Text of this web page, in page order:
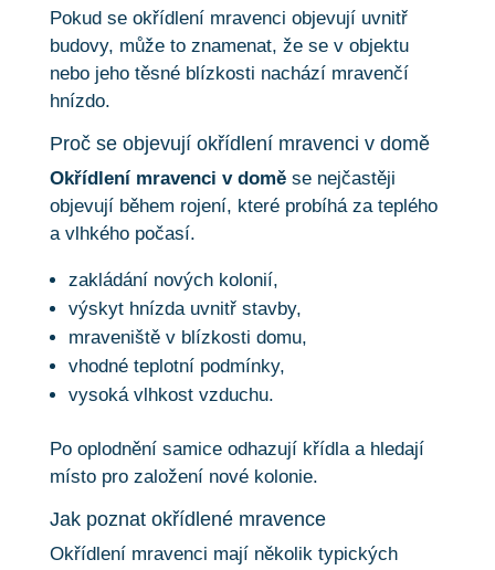
Pokud se okřídlení mravenci objevují uvnitř
budovy, může to znamenat, že se v objektu
nebo jeho těsné blízkosti nachází mravenčí
hnízdo.
Proč se objevují okřídlení mravenci v domě
Okřídlení mravenci v doměse nejčastěji
objevují během rojení, které probíhá za teplého
a vlhkého počasí.
zakládání nových kolonií,
výskyt hnízda uvnitř stavby,
mraveniště v blízkosti domu,
vhodné teplotní podmínky,
vysoká vlhkost vzduchu.
Po oplodnění samice odhazují křídla a hledají
místo pro založení nové kolonie.
Jak poznat okřídlené mravence
Okřídlení mravenci mají několik typických